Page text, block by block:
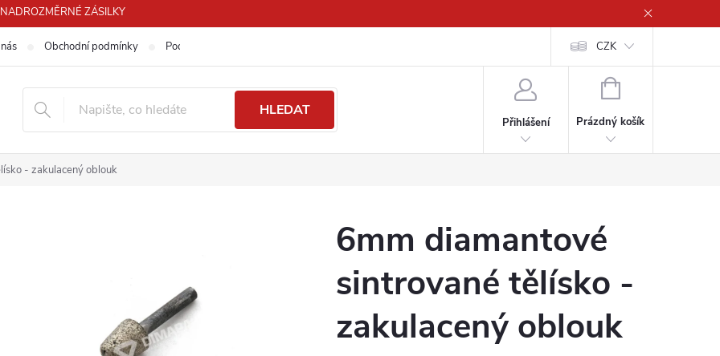
ZÁSILKY
Obchodní podmínky Podmínky ochrany osobních údajů CZK
HLEDAT
Přihlášení
NÁKUPNÍ
Prázdný košík
- zakulacený oblouk
6mm diamantové
sintrované tělísko -
zakulacený oblouk